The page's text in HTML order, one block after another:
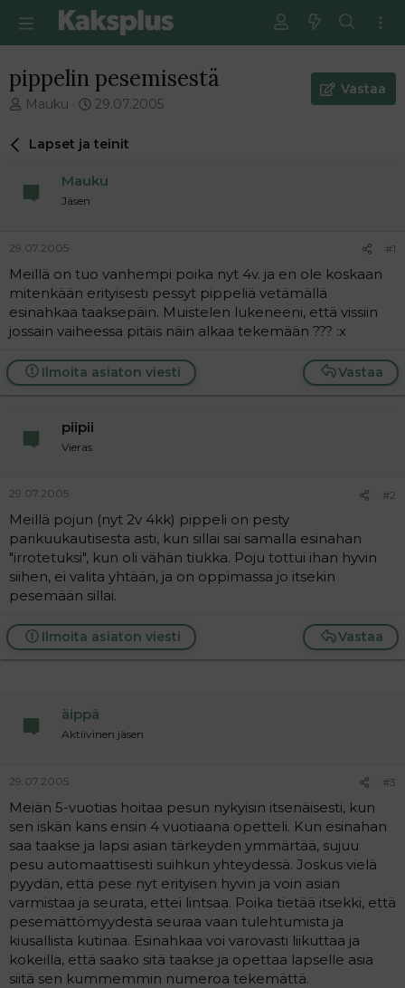
pippelin pesemisestä
V
e
i
t
u
n
a
l
i
t
t
j
a
Mauku
E
s
m
n
v
i
e
t
i
29.07.2005
Vastaa
Lapset ja teinit
Mauku
Jäsen
29.07.2005 #1
Meillä on tuo vanhempi poika nyt 4v. ja en ole koskaan
mitenkään erityisesti pessyt pippeliä vetämällä
esinahkaa taaksepäin. Muistelen lukeneeni, että vissiin
jossain vaiheessa pitäis näin alkaa tekemään ??? :x
Vastaa
Ilmoita asiaton viesti
piipii
Vieras
29.07.2005 #2
Meillä pojun (nyt 2v 4kk) pippeli on pesty
parikuukautisesta asti, kun sillai sai samalla esinahan
"irrotetuksi", kun oli vähän tiukka. Poju tottui ihan hyvin
siihen, ei valita yhtään, ja on oppimassa jo itsekin
pesemään sillai.
Vastaa
Ilmoita asiaton viesti
äippä
Aktiivinen jäsen
29.07.2005 #3
Meiän 5-vuotias hoitaa pesun nykyisin itsenäisesti, kun
sen iskän kans ensin 4 vuotiaana opetteli. Kun esinahan
saa taakse ja lapsi asian tärkeyden ymmärtää, sujuu
pesu automaattisesti suihkun yhteydessä. Joskus vielä
pyydän, että pese nyt erityisen hyvin ja voin asian
varmistaa ja seurata, ettei lintsaa. Poika tietää itsekki, että
pesemättömyydestä seuraa vaan tulehtumista ja
kiusallista kutinaa. Esinahkaa voi varovasti liikuttaa ja
kokeilla, että saako sitä taakse ja opettaa lapselle asia
siitä sen kummemmin numeroa tekemättä.